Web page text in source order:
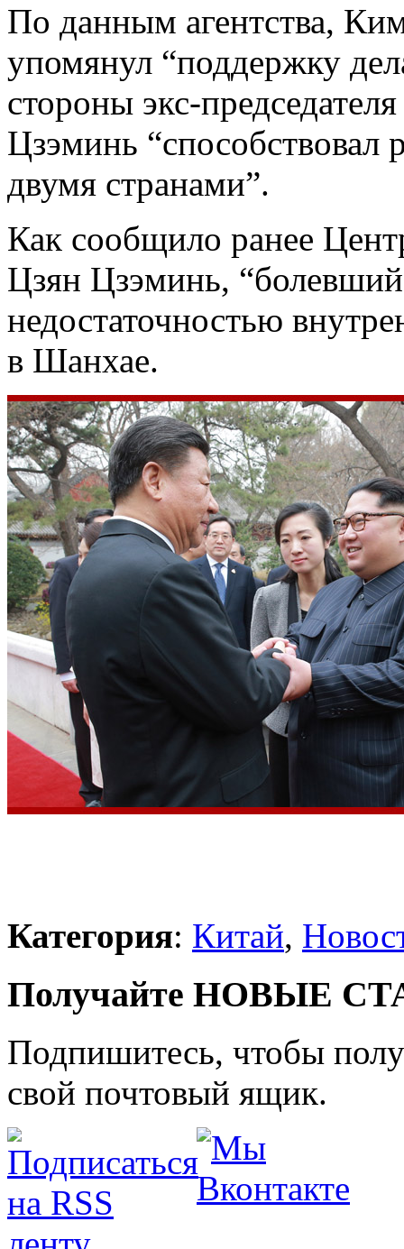
По данным агентства,
упомянул “поддержку
стороны экс-
Цзэминь
двумя странами”.
Как сообщило ранее
Цзян Цзэминь,
недостаточностью
в Шанхае.
Категория: Китай,
Получайте НОВЫЕ
Подпишитесь, чтобы
свой почтовый ящик.